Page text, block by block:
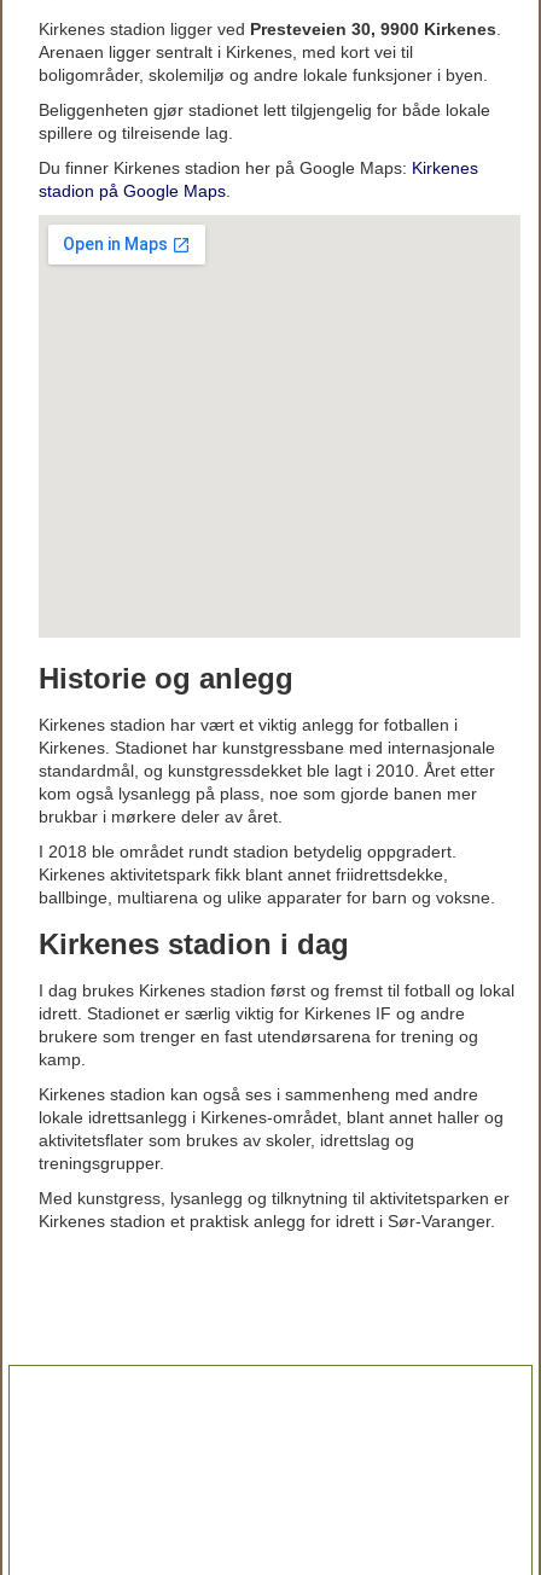
Kirkenes stadion ligger ved Presteveien 30, 9900 Kirkenes
Arenaen ligger sentralt i Kirkenes, med kort vei til
boligområder, skolemiljø og andre lokale funksjoner i byen.
Beliggenheten gjør stadionet lett tilgjengelig for både lokale
spillere og tilreisende lag.
Du finner Kirkenes stadion her på Google Maps: Kirkenes
stadion på Google Maps
Historie og anlegg
Kirkenes stadion har vært et viktig anlegg for fotballen i
Kirkenes. Stadionet har kunstgressbane med internasjonale
standardmål, og kunstgressdekket ble lagt i 2010. Året etter
kom også lysanlegg på plass, noe som gjorde banen mer
brukbar i mørkere deler av året.
I 2018 ble området rundt stadion betydelig oppgradert.
Kirkenes aktivitetspark fikk blant annet friidrettsdekke,
ballbinge, multiarena og ulike apparater for barn og voksne.
Kirkenes stadion i dag
I dag brukes Kirkenes stadion først og fremst til fotball og lokal
idrett. Stadionet er særlig viktig for Kirkenes IF og andre
brukere som trenger en fast utendørsarena for trening og
kamp.
Kirkenes stadion kan også ses i sammenheng med andre
lokale idrettsanlegg i Kirkenes-området, blant annet haller og
aktivitetsflater som brukes av skoler, idrettslag og
treningsgrupper.
Med kunstgress, lysanlegg og tilknytning til aktivitetsparken er
Kirkenes stadion et praktisk anlegg for idrett i Sør-Varanger.